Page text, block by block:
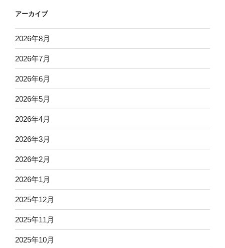
アーカイブ
2026年8月
2026年7月
2026年6月
2026年5月
2026年4月
2026年3月
2026年2月
2026年1月
2025年12月
2025年11月
2025年10月